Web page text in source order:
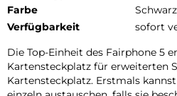
Farbe
Schwarz
Verfügbarkeit
sofort
Die Top-Einheit des Fairphone 5
Kartensteckplatz für erweiterten
Kartensteckplatz. Erstmals